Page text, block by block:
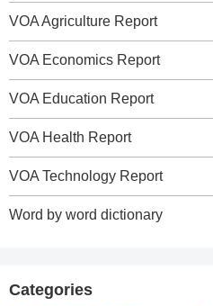
VOA Agriculture Report
VOA Economics Report
VOA Education Report
VOA Health Report
VOA Technology Report
Word by word dictionary
Categories